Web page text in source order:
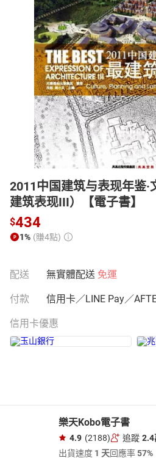
女裝 男裝
日本購物 電子/紙本書
HOT
2011中国建筑与表现年鉴
建筑表现III）【電子書】
$434
1% (賺4點)
配送 無實體配送 免運
付款 信用卡／LINE Pay／
信用卡優惠
樂天Kobo電子書
4.9 (2188) 追蹤 2.4
出貨速度 1 天回應率57%